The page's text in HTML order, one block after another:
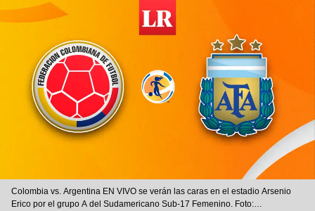
Colombia vs. Argentina EN VIVO se verán las caras en el estadio Arsenio
Erico por el grupo A del Sudamericano Sub-17 Femenino. Foto: